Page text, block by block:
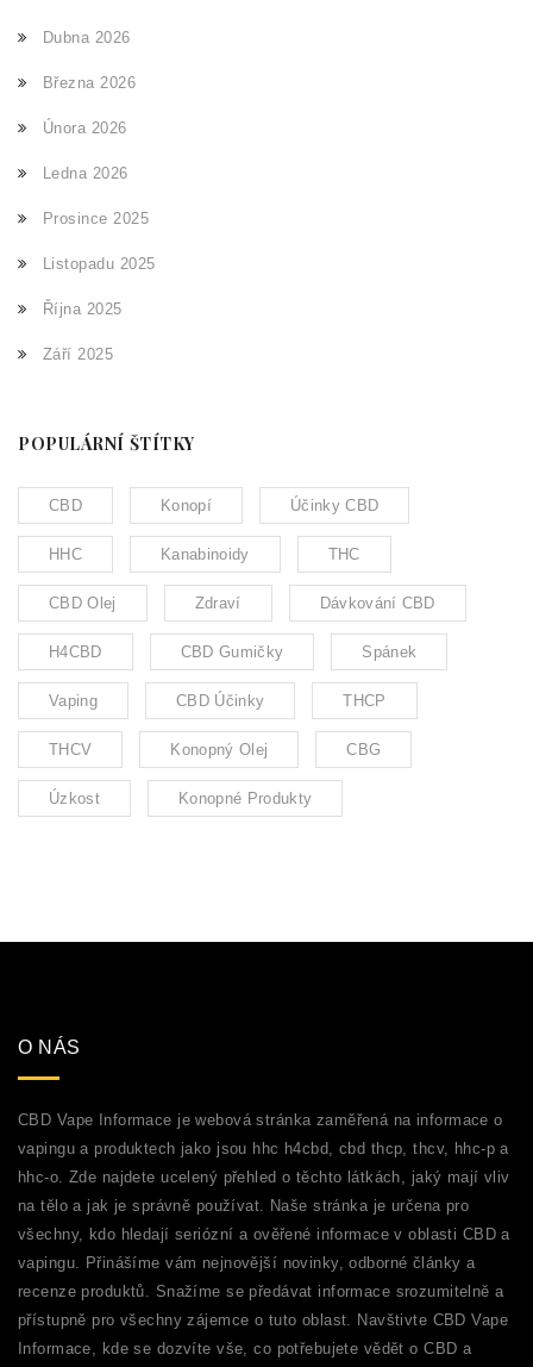
Dubna 2026
Března 2026
Února 2026
Ledna 2026
Prosince 2025
Listopadu 2025
Října 2025
Září 2025
POPULÁRNÍ ŠTÍTKY
CBD Konopí Účinky CBD
HHC Kanabinoidy THC
CBD Olej Zdraví Dávkování CBD
H4CBD CBD Gumičky Spánek
Vaping CBD Účinky THCP
THCV Konopný Olej CBG
Úzkost Konopné Produkty
O NÁS
CBD Vape Informace je webová stránka zaměřená na informace o
vapingu a produktech jako jsou hhc h4cbd, cbd thcp, thcv, hhc-p a
hhc-o. Zde najdete ucelený přehled o těchto látkách, jaký mají vliv
na tělo a jak je správně používat. Naše stránka je určena pro
všechny, kdo hledají seriózní a ověřené informace v oblasti CBD a
vapingu. Přinášíme vám nejnovější novinky, odborné články a
recenze produktů. Snažíme se předávat informace srozumitelně a
přístupně pro všechny zájemce o tuto oblast. Navštivte CBD Vape
Informace, kde se dozvíte vše, co potřebujete vědět o CBD a